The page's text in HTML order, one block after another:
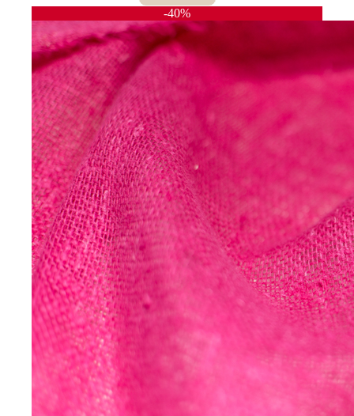
-40%